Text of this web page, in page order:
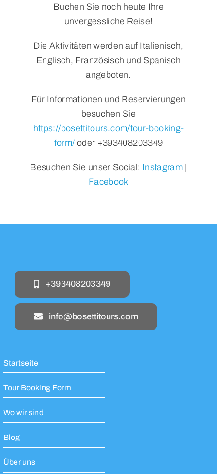
Buchen Sie noch heute Ihre
unvergessliche Reise!
Die Aktivitäten werden auf Italienisch,
Englisch, Französisch und Spanisch
angeboten.
Für Informationen und Reservierungen
besuchen Sie
https://bosettitours.com/tour-booking-
form/ oder +393408203349
Besuchen Sie unser Social: Instagram |
Facebook
+393408203349
info@bosettitours.com
Startseite
Tour Booking Form
Wo wir sind
Blog
Über uns